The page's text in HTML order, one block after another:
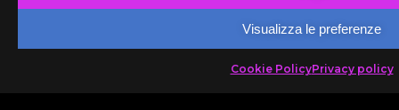
Visualizza le preferenze
Cookie PolicyPrivacy policy